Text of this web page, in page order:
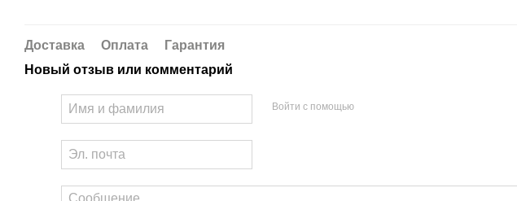
Доставка Оплата
Гарантия
Новый отзыв или комментарий
Войти с помощью